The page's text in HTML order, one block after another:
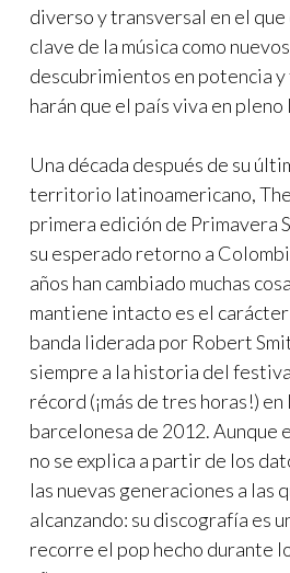
diverso y transversal en el
clave de la música como
descubrimientos en potencia
harán que el país viva en
Una década después de su
territorio latinoamericano,
primera edición de Primavera
su esperado retorno a
años han cambiado muchas
mantiene intacto es el
banda liderada por Robert
siempre a la historia del
récord (¡más de tres horas!)
barcelonesa de 2012. Aunque
no se explica a partir de los
las nuevas generaciones a las
alcanzando: su discografía es
recorre el pop hecho durante